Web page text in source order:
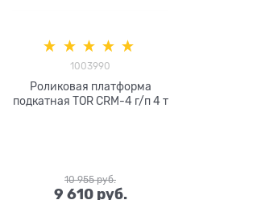
1003990
Роликовая платформа
подкатная TOR CRM-4 г/п 4 т
10 955 руб.
9 610 руб.